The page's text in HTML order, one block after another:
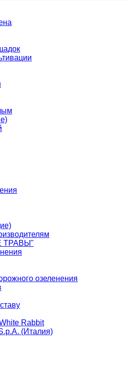
ТРАВЫ"
озеленения
Rabbit
(Италия)